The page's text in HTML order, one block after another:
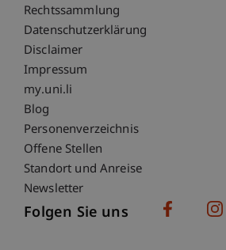
Fußzeile Rechtliche
Rechtssammlung
Datenschutzerklärung
Disclaimer
Impressum
Fußzeile Subdomain-
my.uni.li
Blog
Personenverzeichnis
Offene Stellen
Standort und Anreise
Newsletter
Folgen Sie uns